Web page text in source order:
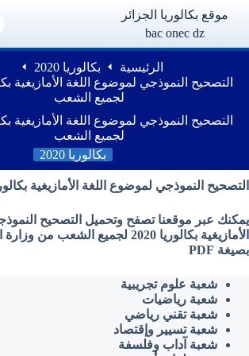
موقع بكالوريا الجزائر
bac onec dz
الرئيسية
بكالوريا 2020
لجميع الشعب
لجميع الشعب
بكالوريا 2020
التصحيح النموذجي لموضوع اللغة الأمازيغية بكالوريا
يمكنك عبر موقعنا تصفح وتحميل التصحيح
الأمازيغية بكالوريا 2020 لجميع الشعب
بصيغة PDF
شعبة علوم تجريبية
شعبة رياضيات
شعبة تقني رياضي
شعبة تسيير وإقتصاد
شعبة آداب وفلسفة